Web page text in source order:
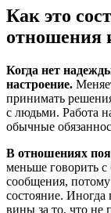
Как это
отношения
Когда нет
настроение.
принимать
с людьми. Работа
обычные
В отношениях
меньше говорить с
сообщения, потому
состояние. Иногда
вины за то, что не